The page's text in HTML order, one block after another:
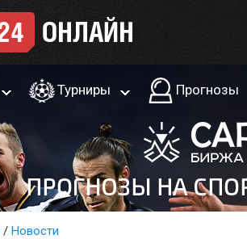
Турниры Прогнозы
Новости